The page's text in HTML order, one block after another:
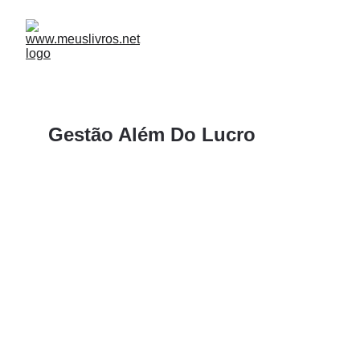
Gestão Além Do Lucro